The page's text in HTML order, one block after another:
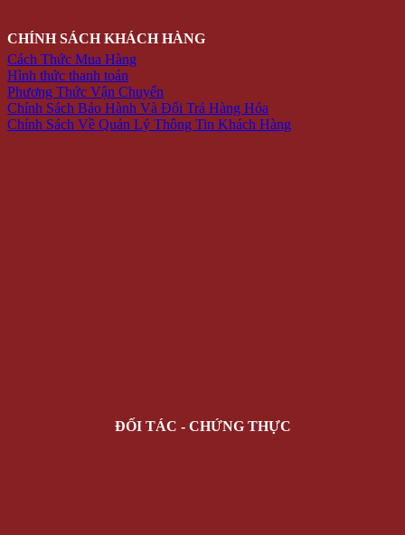
CHÍNH SÁCH KHÁCH HÀNG
Cách Thức Mua Hàng
Hình thức thanh toán
Phương Thức Vận Chuyển
Chính Sách Bảo Hành Và Đổi Trả Hàng Hóa
Chính Sách Về Quản Lý Thông Tin Khách Hàng
ĐỐI TÁC - CHỨNG THỰC